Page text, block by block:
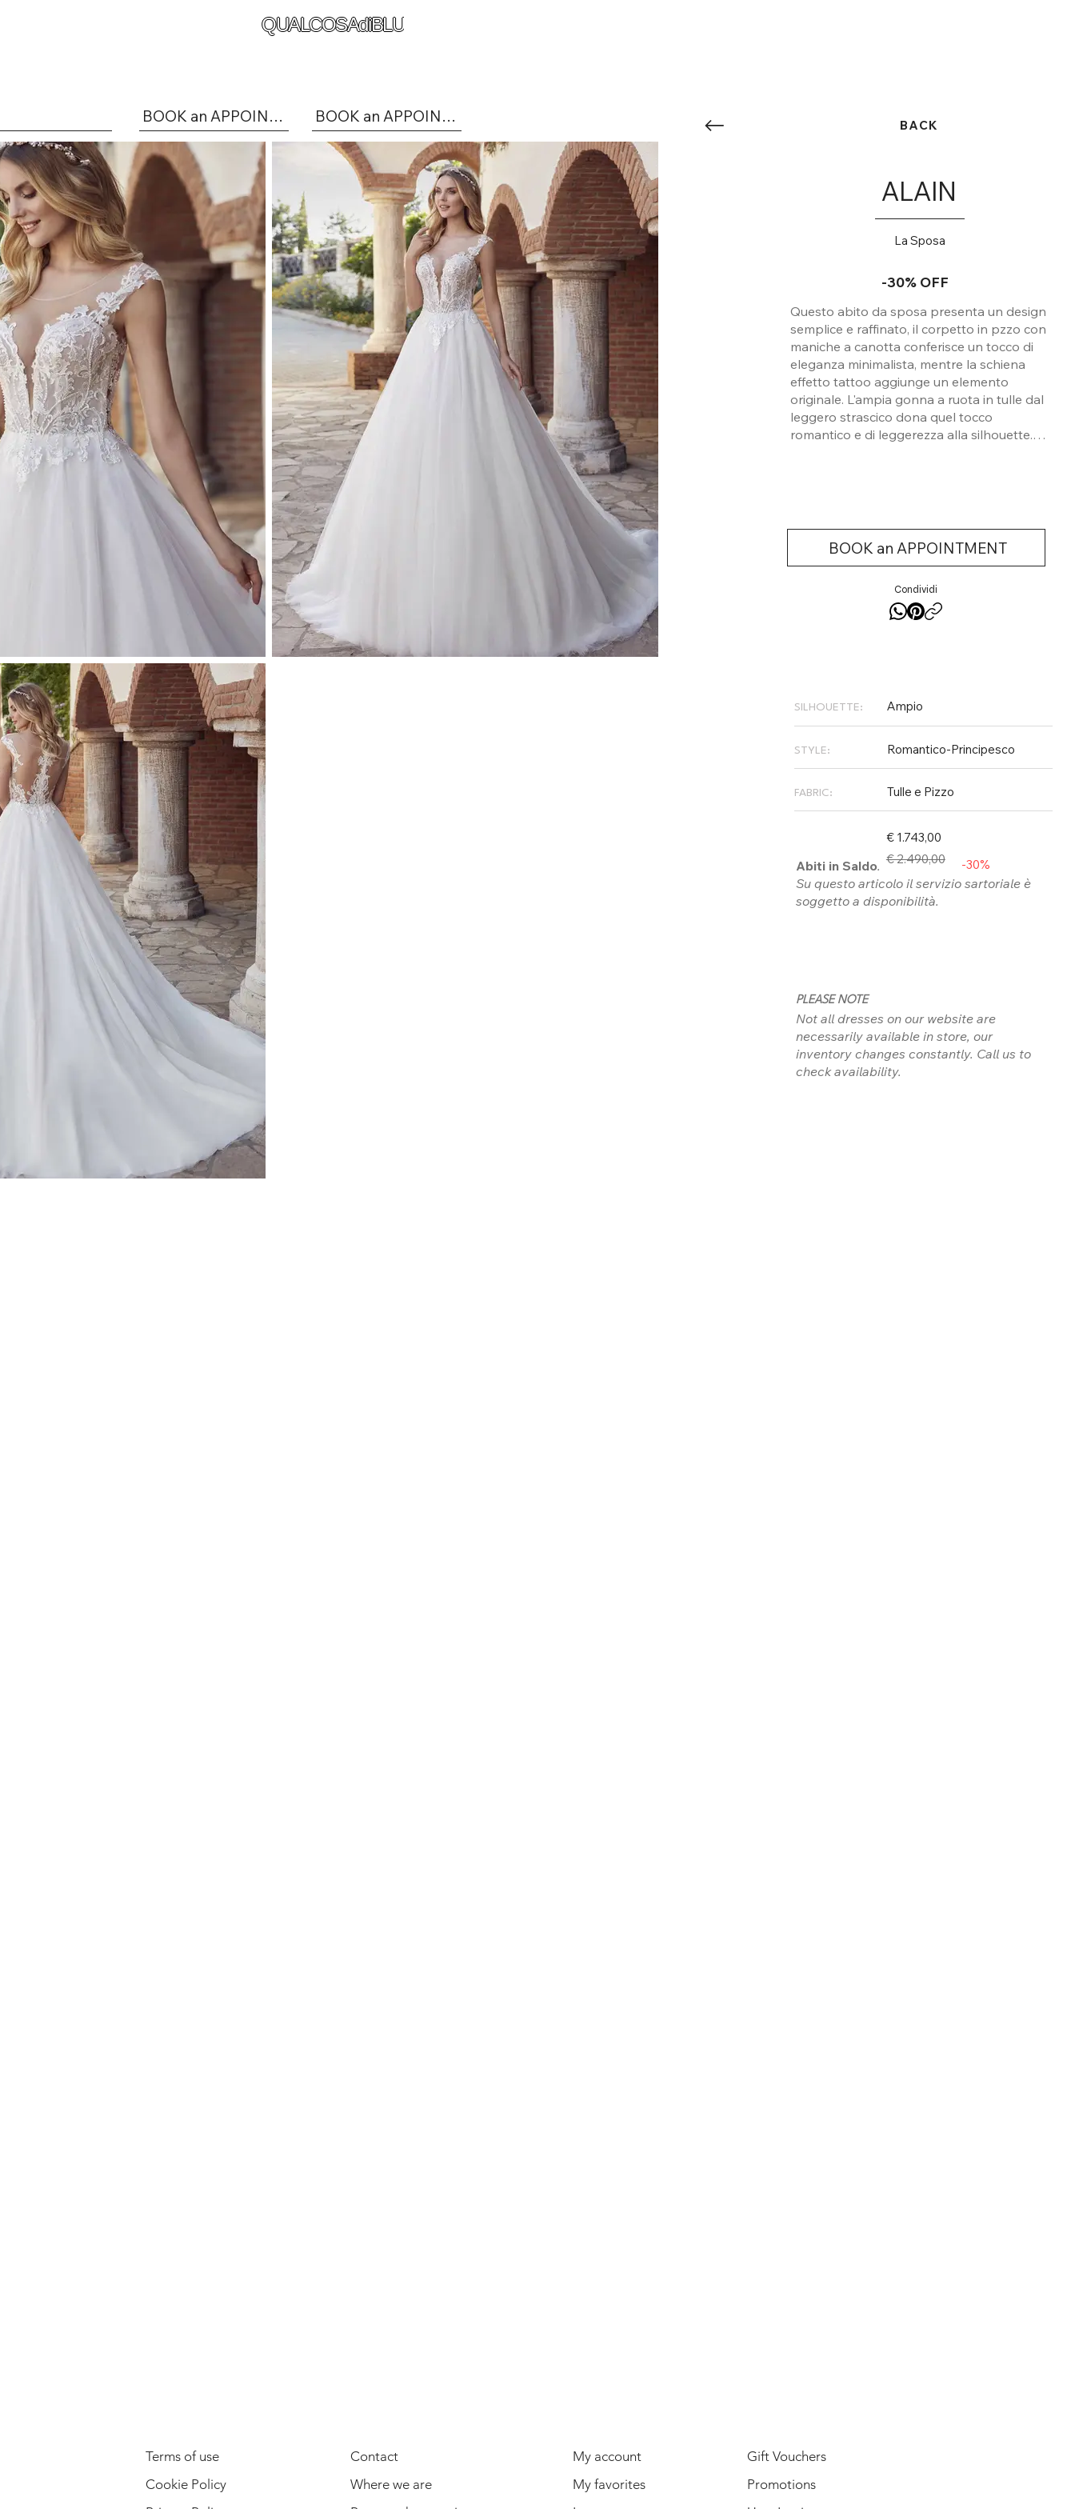
QUALCOSAdiBLU
BOOK an APPOINTMENT BOOK an APPOINTMENT BACK
-30% OFF
BOOK an APPOINTMENT
Condividi
SILHOUETTE: Ampio
STYLE: Romantico-Principesco
FABRIC: Tulle e Pizzo
€ 1.743,00
-30%
€ 2.490,00
Abiti in Saldo.
Su questo articolo il servizio sartoriale è
soggetto a disponibilità.
PLEASE NOTE
Not all dresses on our website are
necessarily available in store, our
inventory changes constantly. Call us to
check availability.
ALAIN
La Sposa
Questo abito da sposa presenta un design
semplice e raffinato, il corpetto in pzzo con
maniche a canotta conferisce un tocco di
eleganza minimalista, mentre la schiena
effetto tattoo aggiunge un elemento
originale. L'ampia gonna a ruota in tulle dal
leggero strascico dona quel tocco
romantico e di leggerezza alla silhouette.
Terms of use
Cookie Policy
Contact
Where we are
My account
My favorites
Gift Vouchers
Promotions